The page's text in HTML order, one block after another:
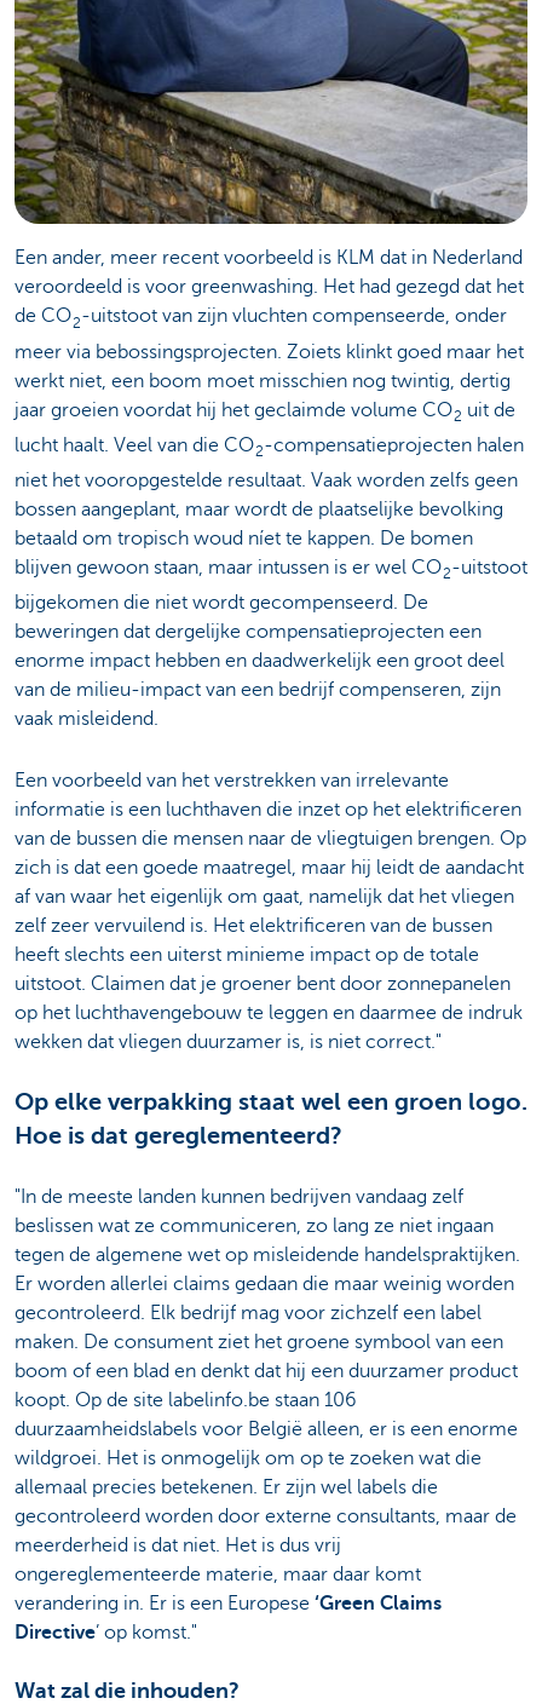
Een ander, meer recent voorbeeld is KLM dat in Nederland
veroordeeld is voor greenwashing. Het had gezegd dat het
de CO2-uitstoot van zijn vluchten compenseerde, onder
meer via bebossingsprojecten. Zoiets klinkt goed maar het
werkt niet, een boom moet misschien nog twintig, dertig
jaar groeien voordat hij het geclaimde volume CO2 uit de
lucht haalt. Veel van die CO2-compensatieprojecten halen
niet het vooropgestelde resultaat. Vaak worden zelfs geen
bossen aangeplant, maar wordt de plaatselijke bevolking
betaald om tropisch woud níet te kappen. De bomen
blijven gewoon staan, maar intussen is er wel CO2-uitstoot
bijgekomen die niet wordt gecompenseerd. De
beweringen dat dergelijke compensatieprojecten een
enorme impact hebben en daadwerkelijk een groot deel
van de milieu-impact van een bedrijf compenseren, zijn
vaak misleidend.
Een voorbeeld van het verstrekken van irrelevante
informatie is een luchthaven die inzet op het elektrificeren
van de bussen die mensen naar de vliegtuigen brengen. Op
zich is dat een goede maatregel, maar hij leidt de aandacht
af van waar het eigenlijk om gaat, namelijk dat het vliegen
zelf zeer vervuilend is. Het elektrificeren van de bussen
heeft slechts een uiterst minieme impact op de totale
uitstoot. Claimen dat je groener bent door zonnepanelen
op het luchthavengebouw te leggen en daarmee de indruk
wekken dat vliegen duurzamer is, is niet correct."
Op elke verpakking staat wel een groen logo.
Hoe is dat gereglementeerd?
"In de meeste landen kunnen bedrijven vandaag zelf
beslissen wat ze communiceren, zo lang ze niet ingaan
tegen de algemene wet op misleidende handelspraktijken.
Er worden allerlei claims gedaan die maar weinig worden
gecontroleerd. Elk bedrijf mag voor zichzelf een label
maken. De consument ziet het groene symbool van een
boom of een blad en denkt dat hij een duurzamer product
koopt. Op de site labelinfo.be staan 106
duurzaamheidslabels voor België alleen, er is een enorme
wildgroei. Het is onmogelijk om op te zoeken wat die
allemaal precies betekenen. Er zijn wel labels die
gecontroleerd worden door externe consultants, maar de
meerderheid is dat niet. Het is dus vrij
ongereglementeerde materie, maar daar komt
verandering in. Er is een Europese ‘Green Claims
Directive’ op komst."
Wat zal die inhouden?